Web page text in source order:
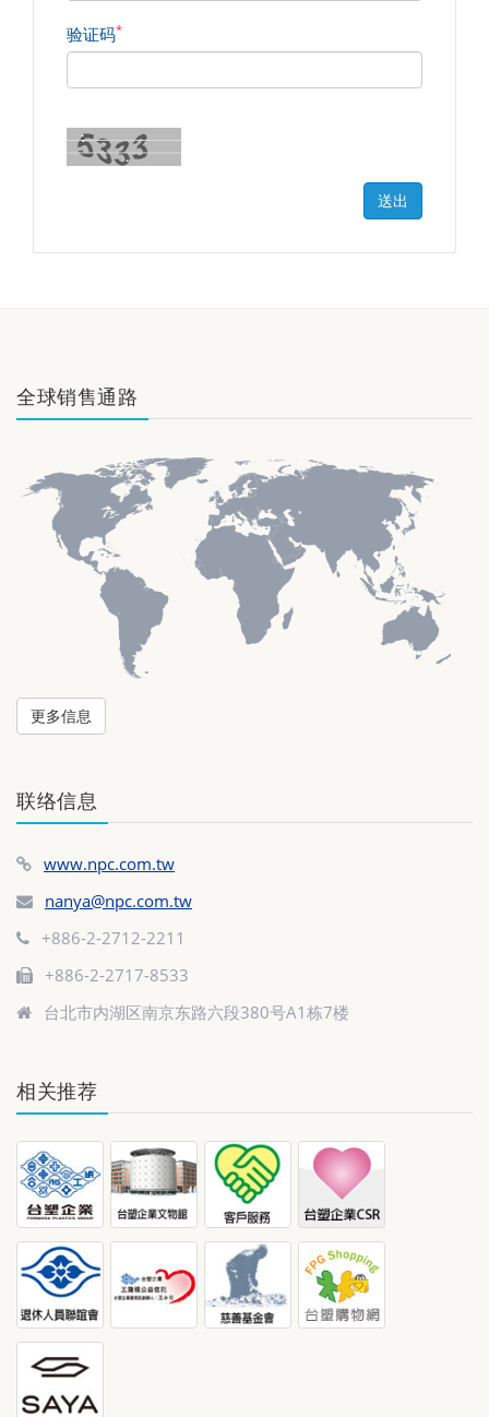
验证码*
送出
全球销售通路
更多信息
联络信息
www.npc.com.tw
nanya@npc.com.tw
+886-2-2712-2211
+886-2-2717-8533
台北市内湖区南京东路六段380号A1栋7楼
相关推荐